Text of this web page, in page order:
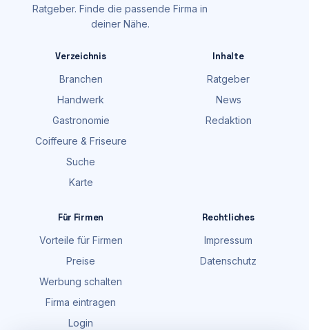
Ratgeber. Finde die passende Firma in
deiner Nähe.
Verzeichnis
Branchen
Handwerk
Gastronomie
Coiffeure & Friseure
Suche
Karte
Inhalte
Ratgeber
News
Redaktion
Für Firmen
Vorteile für Firmen
Preise
Werbung schalten
Firma eintragen
Login
Rechtliches
Impressum
Datenschutz